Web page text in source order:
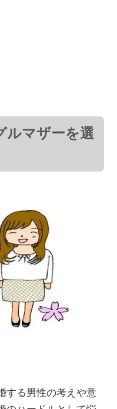
ルマザーを選
する男性の考えや意